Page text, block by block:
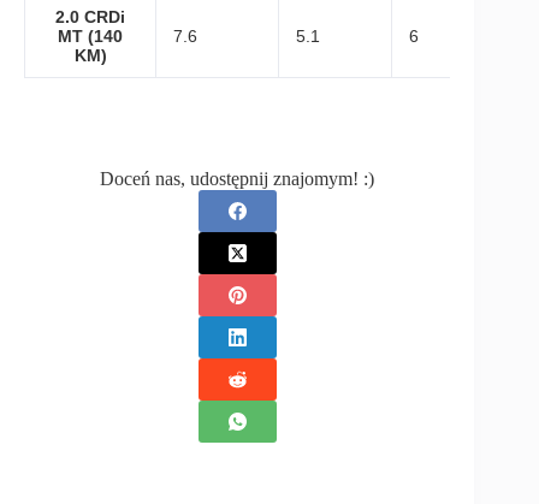
2.0 CRDi
MT (140
KM)
7.6 5.1 6
Doceń nas, udostępnij znajomym! :)